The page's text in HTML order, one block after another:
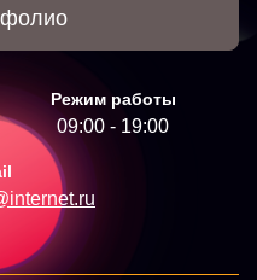
Режим работы
09:00 - 19:00